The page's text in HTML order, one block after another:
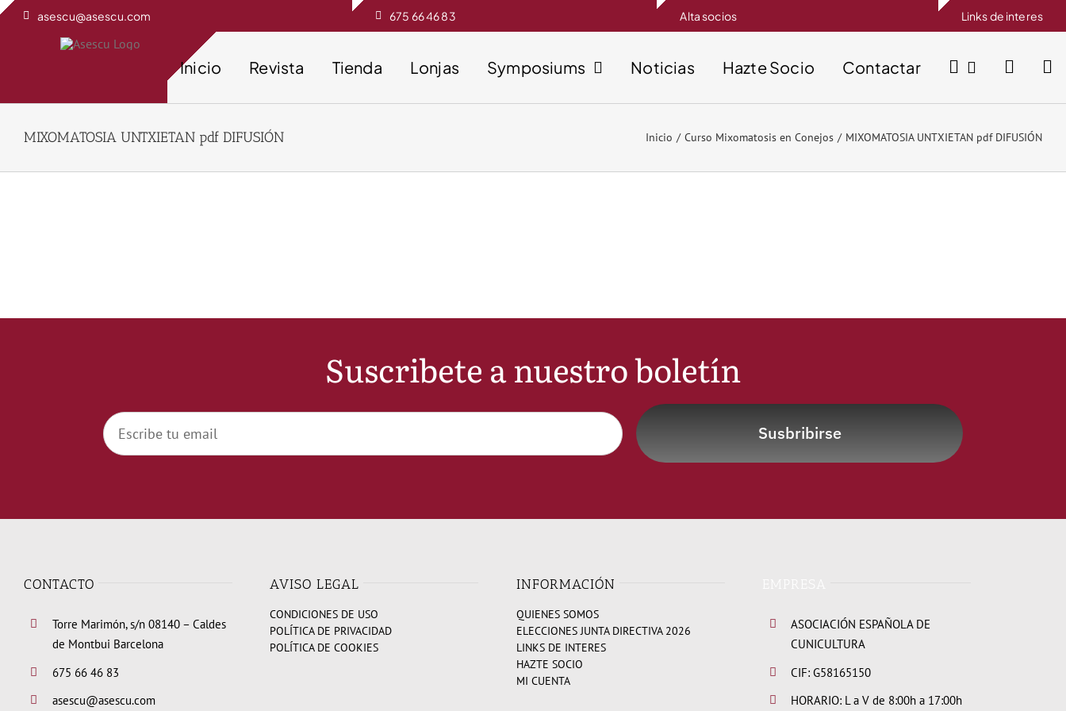
Saltar
asescu@asescu.com 675 66 46 83 Alta socios Links de interes
Inicio Revista Tienda Lonjas Symposiums Noticias Hazte Socio Contactar
MIXOMATOSIA UNTXIETAN pdf DIFUSIÓN Inicio Curso Mixomatosis en Conejos MIXOMATOSIA UNTXIETAN pdf DIFUSIÓN
Suscribete a nuestro boletín
Susbribirse
CONTACTO
Torre Marimón, s/n 08140 – Caldes
de Montbui Barcelona
675 66 46 83
asescu@asescu.com
AVISO LEGAL
CONDICIONES DE USO
POLÍTICA DE PRIVACIDAD
POLÍTICA DE COOKIES
INFORMACIÓN
QUIENES SOMOS
ELECCIONES JUNTA DIRECTIVA 2026
LINKS DE INTERES
HAZTE SOCIO
MI CUENTA
ASOCIACIÓN ESPAÑOLA DE
CUNICULTURA
CIF: G58165150
HORARIO: L a V de 8:00h a 17:00h